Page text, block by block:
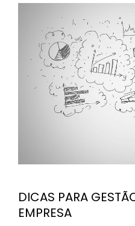
DICAS PARA
EMPRESA